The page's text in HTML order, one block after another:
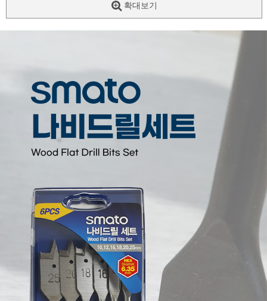
확대보기